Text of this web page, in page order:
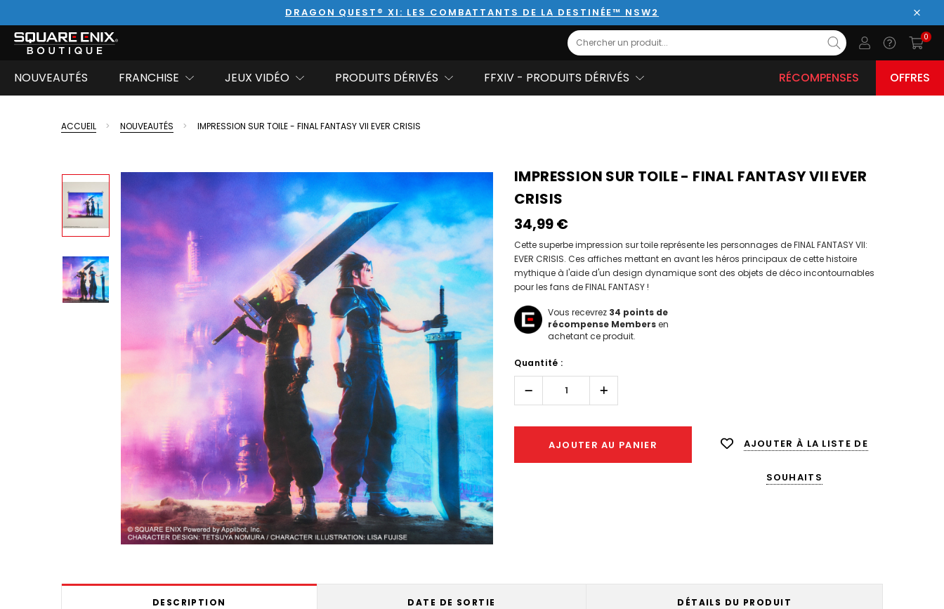
DRAGON QUEST® XI: LES COMBATTANTS DE LA DESTINÉE™ NSW2
Search
0
NOUVEAUTÉS FRANCHISE JEUX VIDÉO PRODUITS DÉRIVÉS FFXIV - PRODUITS DÉRIVÉS RÉCOMPENSES OFFRES
ACCUEIL NOUVEAUTÉS IMPRESSION SUR TOILE - FINAL FANTASY VII EVER CRISIS
IMPRESSION SUR TOILE - FINAL FANTASY VII EVER
CRISIS
34,99‎ ‎€
Cette superbe impression sur toile représente les personnages de FINAL FANTASY VII:
EVER CRISIS. Ces affiches mettant en avant les héros principaux de cette histoire
mythique à l'aide d'un design dynamique sont des objets de déco incontournables
pour les fans de FINAL FANTASY !
Vous recevrez 34 points de
récompense Membersen
achetant ce produit.
Only
left
Quantité :
Réduire
quantité :
Augmenter
la
quantité :
AJOUTER AU PANIER AJOUTER À LA LISTE DE
SOUHAITS
DESCRIPTION DATE DE SORTIE DÉTAILS DU PRODUIT